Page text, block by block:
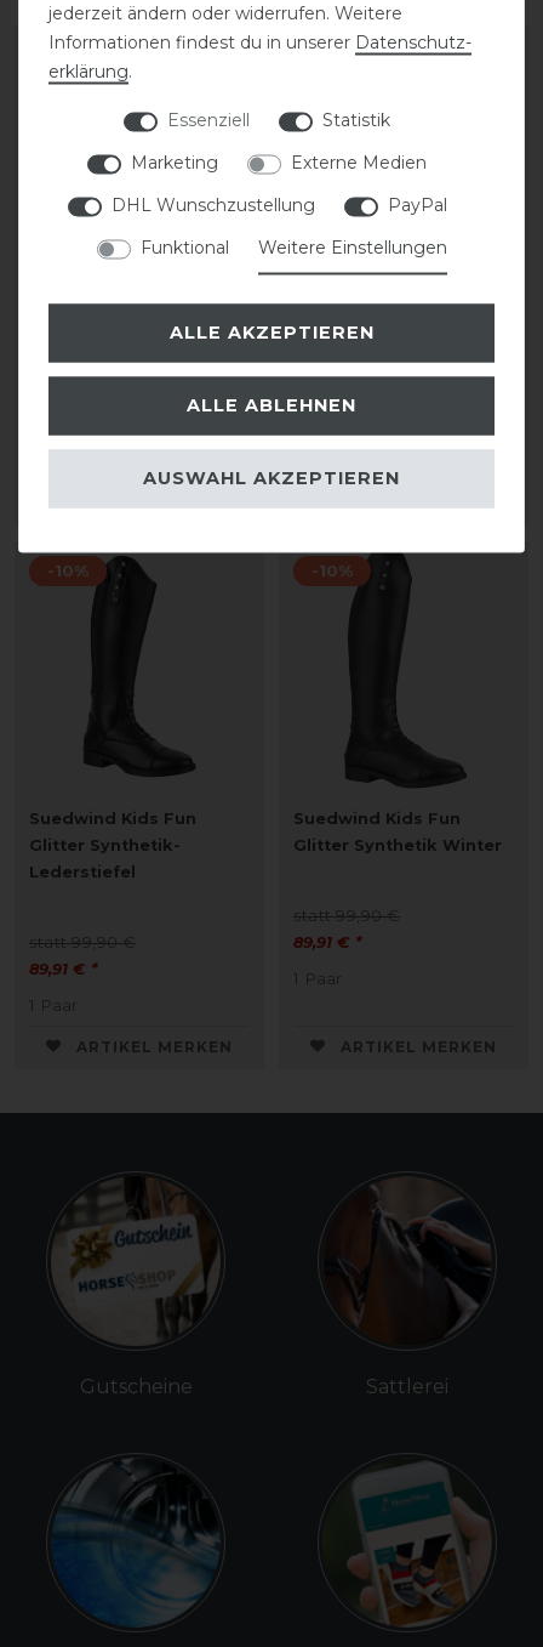
-20%
Suedwind Kids Fun
Winter Reitstiefel
-20%
Suedwind Kids Fun
Synthetik-Lederstiefel
statt 99,90 €
-10%
Suedwind Kids Fun
Glitter Synthetik-
Lederstiefel
statt 99,90 €
89,91 € *
1 Paar
ARTIKEL MERKEN
-10%
Suedwind Kids Fun
Glitter Synthetik Winter
statt 99,90 €
89,91 € *
1 Paar
ARTIKEL MERKEN
Gutscheine Sattlerei
jederzeit ändern oder widerrufen. Weitere
Informationen findest du in unserer Daten­schutz­
erklärung.
Essenziell
Statistik
Marketing
Externe Medien
DHL Wunschzustellung
PayPal
Funktional
Weitere Einstellungen
ALLE AKZEPTIEREN
ALLE ABLEHNEN
AUSWAHL AKZEPTIEREN